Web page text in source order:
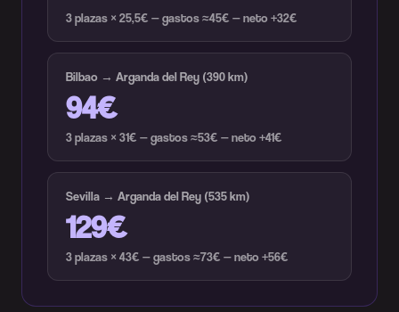
3 plazas × 25,5€ — gastos ≈45€ — neto +32€
Bilbao → Arganda del Rey (390 km)
94€
3 plazas × 31€ — gastos ≈53€ — neto +41€
Sevilla → Arganda del Rey (535 km)
129€
3 plazas × 43€ — gastos ≈73€ — neto +56€